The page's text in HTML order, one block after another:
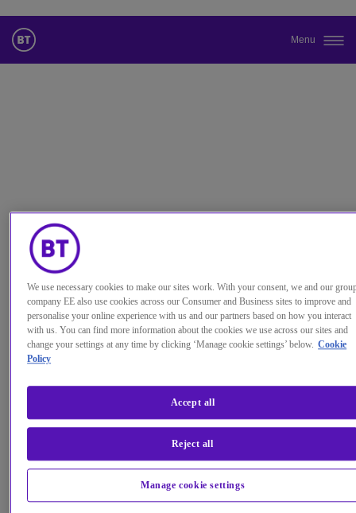
Menu
We use necessary cookies to make our sites work. With your consent, we and our
company EE also use cookies across our Consumer and Business sites to improve and
personalise your online experience with us and our partners based on how you interact
with us. You can find more information about the cookies we use across our sites and
change your settings at any time by clicking ‘Manage cookie settings’ below. Cookie
Policy
Manage cookie settings
Reject all
Accept all